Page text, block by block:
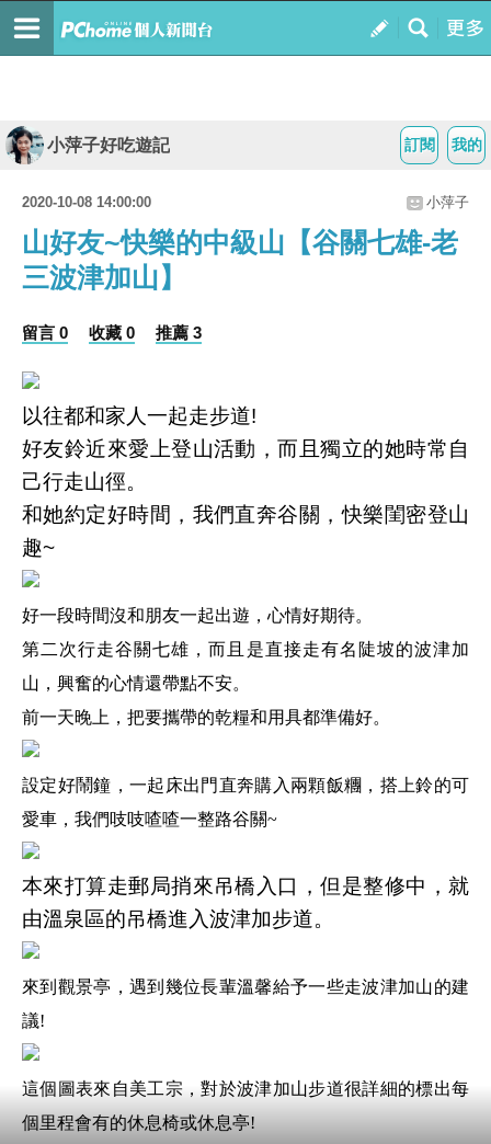
我的
訂閱
小萍子好吃遊記
2020-10-08 14:00:00 小萍子
山好友~快樂的中級山【谷關七雄-老
三波津加山】
留言 0 收藏 0 推薦 3
以往都和家人一起走步道!
好友鈴近來愛上登山活動，而且獨立的她時常自
己行走山徑。
和她約定好時間，我們直奔谷關，快樂閨密登山
趣~
好一段時間沒和朋友一起出遊，心情好期待。
第二次行走谷關七雄，而且是直接走有名陡坡的波津加
山，興奮的心情還帶點不安。
前一天晚上，把要攜帶的乾糧和用具都準備好。
設定好鬧鐘，一起床出門直奔購入兩顆飯糰，搭上鈴的可
愛車，我們吱吱喳喳一整路谷關~
本來打算走郵局捎來吊橋入口，但是整修中，就
由溫泉區的吊橋進入波津加步道。
來到觀景亭，遇到幾位長輩溫馨給予一些走波津加山的建
議!
這個圖表來自美工宗，對於波津加山步道很詳細的標出每
個里程會有的休息椅或休息亭!